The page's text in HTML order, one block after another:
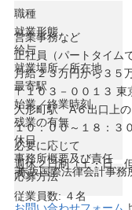
職種
営業事務など
就業形態
正社員（パートタイム
給与
月給２３万円から３５
就業場所／所在地
〒１０３－００１３ 東
最寄駅
人形町駅 A６出口上
始業／終業時刻
１０：００～１８：３
残業の有無
必要に応じて
休日
週休２日制（土・日、
事務所概要及び責任
者
赤坂国際法律会計事務
従業員数: ４名
応募方法
お問い合わせフォーム